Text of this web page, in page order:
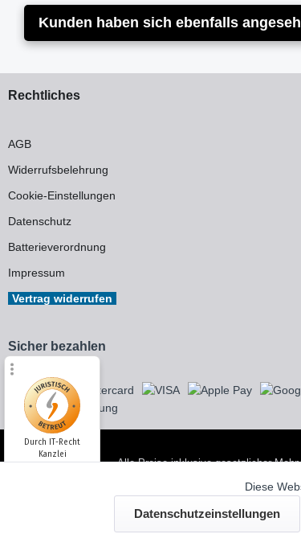
Kunden haben sich ebenfalls
Rechtliches
AGB
Widerrufsbelehrung
Cookie-Einstellungen
Datenschutz
Batterieverordnung
Impressum
Vertrag widerrufen
Sicher bezahlen
Alle Preise inklusive gesetzlicher
© 2026 WUH24.de - Weigel und
Diese
Datenschutzeinstellungen
Durch IT-Recht
Kanzlei